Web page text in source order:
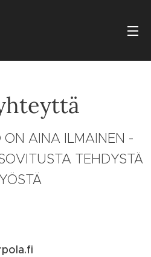
ON AINA ILMAINEN -
TEHDYSTÄ